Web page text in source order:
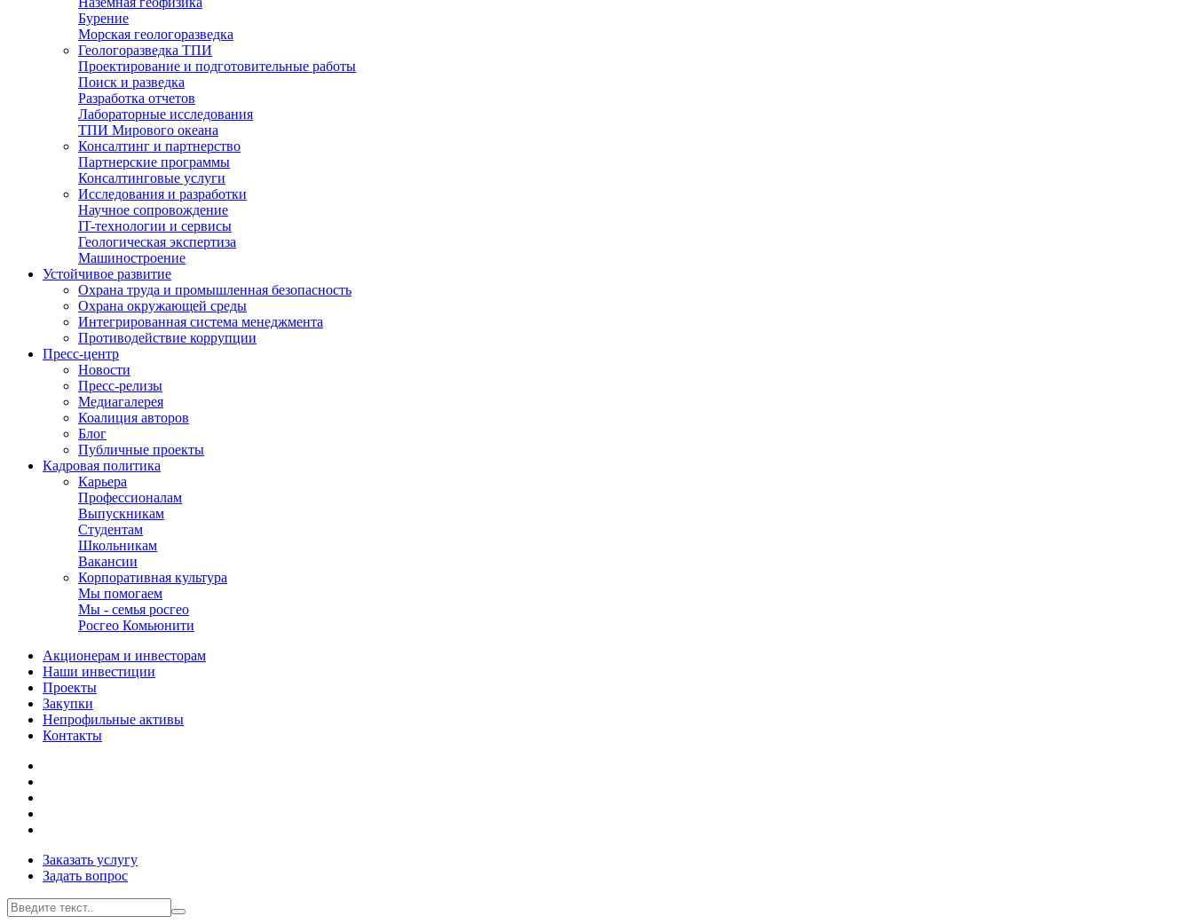
Бурение
Морская геологоразведка
Геологоразведка ТПИ
Проектирование и подготовительные работы
Поиск и разведка
Разработка отчетов
Лабораторные исследования
ТПИ Мирового океана
Консалтинг и партнерство
Партнерские программы
Консалтинговые услуги
Исследования и разработки
Научное сопровождение
IT-технологии и сервисы
Геологическая экспертиза
Машиностроение
Устойчивое развитие
Охрана труда и промышленная безопасность
Охрана окружающей среды
Интегрированная система менеджмента
Противодействие коррупции
Пресс-центр
Новости
Пресс-релизы
Медиагалерея
Коалиция авторов
Блог
Публичные проекты
Кадровая политика
Карьера
Профессионалам
Выпускникам
Студентам
Школьникам
Вакансии
Корпоративная культура
Мы помогаем
Мы - семья росгео
Росгео Комьюнити
Акционерам и инвесторам
Наши инвестиции
Проекты
Закупки
Непрофильные активы
Контакты
Заказать услугу
Задать вопрос